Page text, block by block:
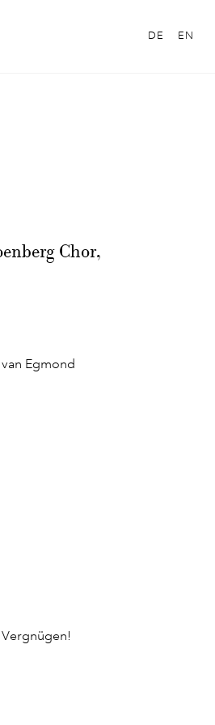
DE EN
Chor,
Egmond
Vergnügen!